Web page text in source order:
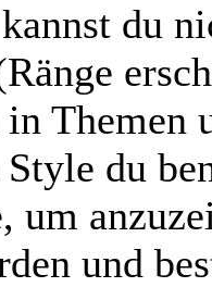
du
in
du
um
und